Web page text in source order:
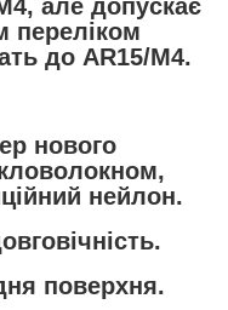
але допускає
переліком
до AR15/M4.
нового
нейлон.
поверхня.